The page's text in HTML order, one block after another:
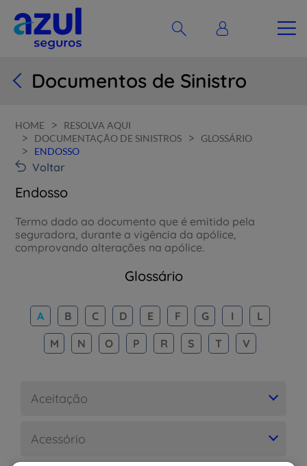
Documentos de Sinistro
HOME > RESOLVA AQUI
> DOCUMENTAÇÃO DE SINISTROS > GLOSSÁRIO
> ENDOSSO
Voltar
Endosso
Termo dado ao documento que é emitido pela
seguradora, durante a vigência da apólice,
comprovando alterações na apólice.
Glossário
A B C D E F G I
L
M
N O P R S T V
Aceitação
Acessório